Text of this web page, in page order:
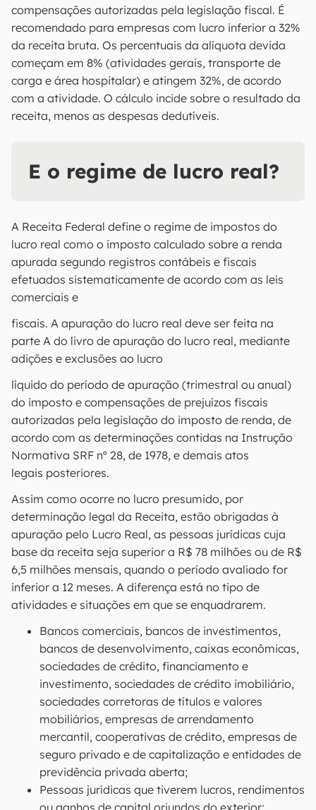
compensações autorizadas pela legislação fiscal. É
recomendado para empresas com lucro inferior a 32%
da receita bruta. Os percentuais da alíquota devida
começam em 8% (atividades gerais, transporte de
carga e área hospitalar) e atingem 32%, de acordo
com a atividade. O cálculo incide sobre o resultado da
receita, menos as despesas dedutíveis.
E o regime de lucro real?
A Receita Federal define o regime de impostos do
lucro real como o imposto calculado sobre a renda
apurada segundo registros contábeis e fiscais
efetuados sistematicamente de acordo com as leis
comerciais e
fiscais. A apuração do lucro real deve ser feita na
parte A do livro de apuração do lucro real, mediante
adições e exclusões ao lucro
líquido do período de apuração (trimestral ou anual)
do imposto e compensações de prejuízos fiscais
autorizadas pela legislação do imposto de renda, de
acordo com as determinações contidas na Instrução
Normativa SRF nº 28, de 1978, e demais atos
legais posteriores.
Assim como ocorre no lucro presumido, por
determinação legal da Receita, estão obrigadas à
apuração pelo Lucro Real, as pessoas jurídicas cuja
base da receita seja superior a R$ 78 milhões ou de R$
6,5 milhões mensais, quando o período avaliado for
inferior a 12 meses. A diferença está no tipo de
atividades e situações em que se enquadrarem.
Bancos comerciais, bancos de investimentos,
bancos de desenvolvimento, caixas econômicas,
sociedades de crédito, financiamento e
investimento, sociedades de crédito imobiliário,
sociedades corretoras de títulos e valores
mobiliários, empresas de arrendamento
mercantil, cooperativas de crédito, empresas de
seguro privado e de capitalização e entidades de
previdência privada aberta;
Pessoas jurídicas que tiverem lucros, rendimentos
ou ganhos de capital oriundos do exterior;